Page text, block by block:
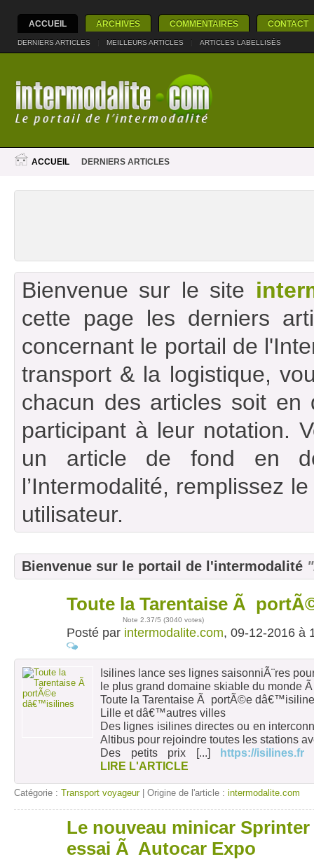
ACCUEIL ARCHIVES COMMENTAIRES CONTACT
DERNIERS ARTICLES | MEILLEURS ARTICLES | ARTICLES LABELLISÉS
ACCUEIL DERNIERS ARTICLES
Bienvenue sur le site
cette page les derniers
concernant le portail de
transport & la logistique,
chacun des articles soit en
participant à leur notation.
un article de fond en
l’Intermodalité, remplissez
utilisateur.
Bienvenue sur le portail de l'intermodalité
Toute la Tarentaise Ã
Note 2.37/5 (3040 votes)
Posté par intermodalite.com, 09-12-2016 à
Isilines lance ses lignes saisonniÃ¨res
le plus grand domaine skiable du monde
Toute la Tarentaise Ã portÃ©e
Lille et dâ€™autres villes
Des lignes isilines directes ou en
Altibus pour rejoindre toutes les stations
Des petits prix [...] https://isilines.fr
LIRE L'ARTICLE
Catégorie : Transport voyageur| Origine de l'article : intermodalite.com
Le nouveau minicar Sprinter
essai Ã Autocar Expo